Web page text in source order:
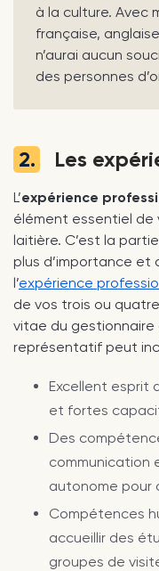
à la culture. Avec
française,
n’aurai aucun
des personnes
2. Les
L’expérience
élément essentiel de
laitière. C’est la
plus d’importance et
l’expérience
de vos trois ou
vitae du gestionnaire
représentatif peut
Excellent esprit
et fortes
Des
communication
autonome pour
Compétences
accueillir des
groupes de